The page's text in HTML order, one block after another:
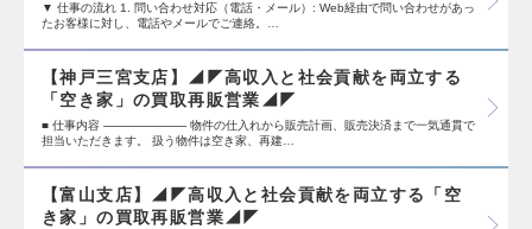
▼ 仕事の流れ 1. 問い合わせ対応（電話・メール）: Web経由で問い合わせがあっ
たお客様に対し、電話やメールでご連絡。…
【神戸三宮支店】◢◤高収入と社会貢献を両立する
「空き家」の買取再販営業◢◤
■ 仕事内容 ────────── 物件の仕入れから販売計画、販売決済まで一気通貫で
担当いただきます。 扱う物件は空き家、再建…
【富山支店】◢◤高収入と社会貢献を両立する「空
き家」の買取再販営業◢◤